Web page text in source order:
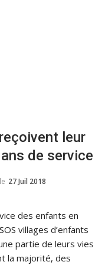
leur
de service
le 27 Juil 2018
des enfants en
villages d’enfants
partie de leurs vies
la majorité, des